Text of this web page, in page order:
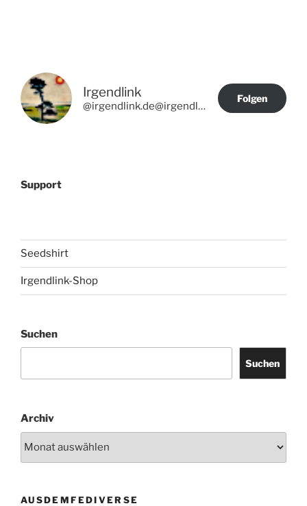
Irgendlink
@irgendlink.de@irgendlink.de
Folgen
Support
Seedshirt
Irgendlink-Shop
Suchen
Suchen
Archiv
AUSDEMFEDIVERSE